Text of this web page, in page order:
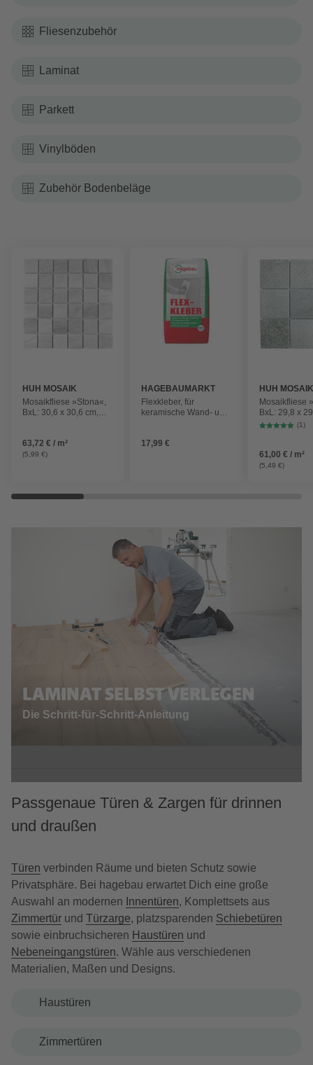
Fliesenzubehör
Laminat
Parkett
Vinylböden
Zubehör Bodenbeläge
HUH MOSAIK
Mosaikfliese »Stona«,
BxL: 30,6 x 30,6 cm,
63,72 € / m²
(5,99 €)
HAGEBAUMARKT
Flexkleber, für
keramische Wand- und
17,99 €
HUH
Mosaikfliese
BxL: 29,8 x
Wandbelag/
(1)
61,00 € / m²
(5,49 €)
LAMINAT SELBST VERLEGEN
Die Schritt-für-Schritt-Anleitung
Passgenaue Türen & Zargen für drinnen
und draußen
Türen verbinden Räume und bieten Schutz sowie
Privatsphäre. Bei hagebau erwartet Dich eine große
Auswahl an modernen Innentüren, Komplettsets aus
Zimmertür und Türzarge, platzsparenden Schiebetüren
sowie einbruchsicheren Haustüren und
Nebeneingangstüren. Wähle aus verschiedenen
Materialien, Maßen und Designs.
Haustüren
Zimmertüren